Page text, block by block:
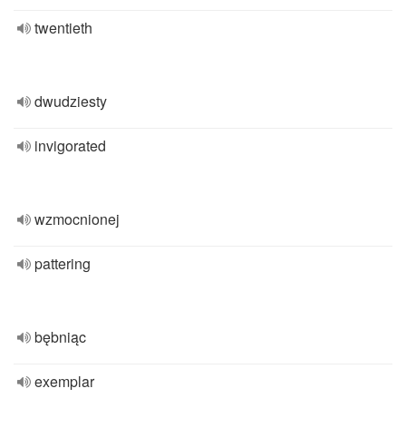
twentieth
dwudziesty
invigorated
wzmocnionej
pattering
bębniąc
exemplar